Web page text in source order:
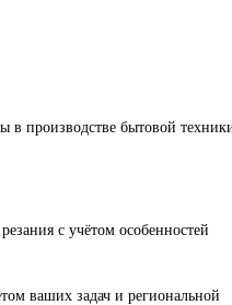
в производстве бытовой
с учётом особенностей
ваших задач и региональной